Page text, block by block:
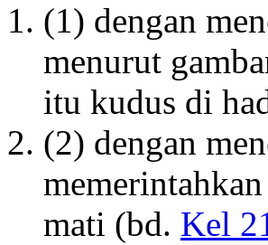
(1) dengan
menurut
itu kudus di
(2) dengan
mati (bd. Kel